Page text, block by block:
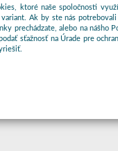
ktoré naše spoločnosti
Ak by ste nás
prechádzate, alebo na nášho
sťažnosť na Úrade pre